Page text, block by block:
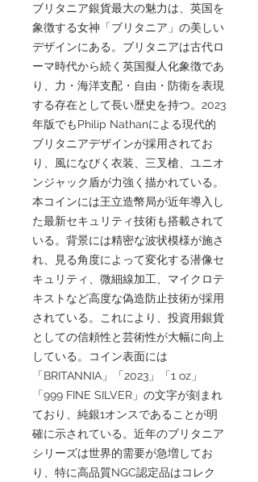
ブリタニア銀貨最大の魅力は、英国を
象徴する女神「ブリタニア」の美しい
デザインにある。ブリタニアは古代ロ
ーマ時代から続く英国擬人化象徴であ
り、力・海洋支配・自由・防衛を表現
する存在として長い歴史を持つ。2023
年版でもPhilip Nathanによる現代的
ブリタニアデザインが採用されてお
り、風になびく衣装、三叉槍、ユニオ
ンジャック盾が力強く描かれている。
本コインには王立造幣局が近年導入し
た最新セキュリティ技術も搭載されて
いる。背景には精密な波状模様が施さ
れ、見る角度によって変化する潜像セ
キュリティ、微細線加工、マイクロテ
キストなど高度な偽造防止技術が採用
されている。これにより、投資用銀貨
としての信頼性と芸術性が大幅に向上
している。コイン表面には
「BRITANNIA」「2023」「1 oz」
「999 FINE SILVER」の文字が刻まれ
ており、純銀1オンスであることが明
確に示されている。近年のブリタニア
シリーズは世界的需要が急増してお
り、特に高品質NGC認定品はコレク